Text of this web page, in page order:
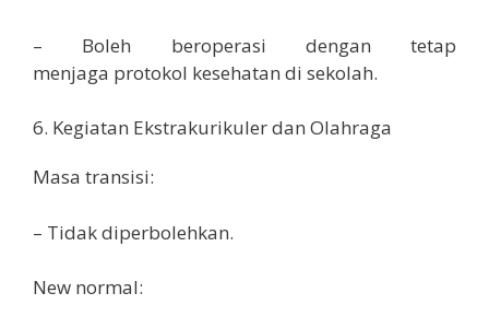
– Boleh beroperasi dengan tetap
menjaga protokol kesehatan di sekolah.
6. Kegiatan Ekstrakurikuler dan Olahraga
Masa transisi:
– Tidak diperbolehkan.
New normal: